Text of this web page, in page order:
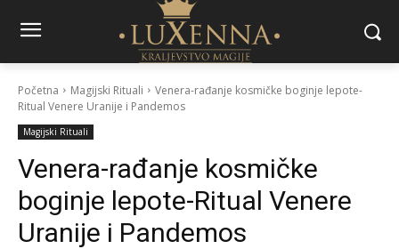
Početna Magijski Rituali
Venera-rađanje kosmičke boginje lepote-
Ritual Venere Uranije i Pandemos
Magijski Rituali
Venera-rađanje kosmičke
boginje lepote-Ritual Venere
Uranije i Pandemos